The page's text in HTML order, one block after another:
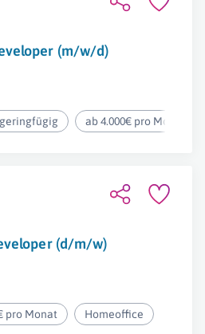
(m/w/d)
ab 4.000€ pro Monat
(d/m/w)
pro Monat Homeoffice